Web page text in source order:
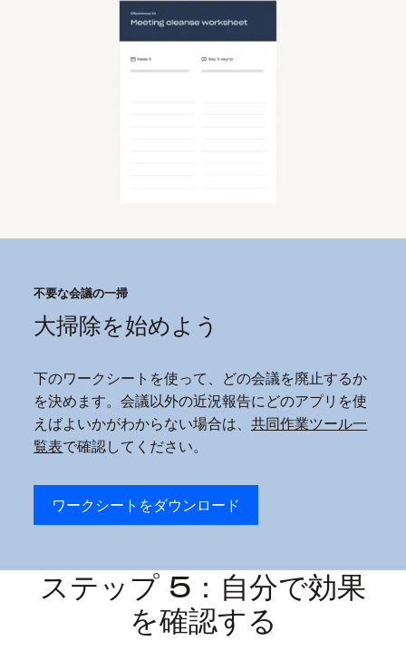
え
ー
ク
ョ
ッ
プ
は、
本
当
必
要
な
不要な会議の一掃
大掃除を始めよう
下のワークシートを使って、どの会議を廃止するか
を決めます。会議以外の近況報告にどのアプリを使
えばよいかがわからない場合は、共同作業ツール一
覧表で確認してください。
ワークシートをダウンロード
ステップ 5：自分で効果
を確認する